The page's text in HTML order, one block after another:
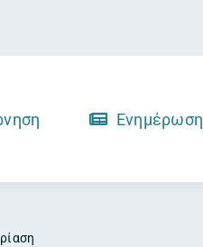
Ενημέρωση